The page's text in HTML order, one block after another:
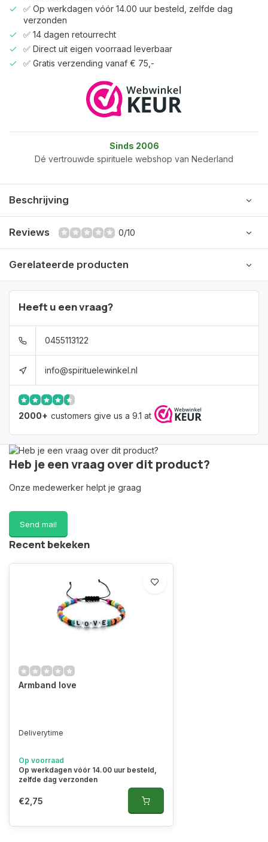
✅ Op werkdagen vóór 14.00 uur besteld, zelfde dag
verzonden
✅ 14 dagen retourrecht
✅ Direct uit eigen voorraad leverbaar
✅ Gratis verzending vanaf € 75,-
Sinds 2006
Dé vertrouwde spirituele webshop van Nederland
Beschrijving
Reviews 0/10
Gerelateerde producten
Heeft u een vraag?
0455113122
info@spirituelewinkel.nl
2000+ customers give us a 9.1 at
Heb je een vraag over dit product?
Onze medewerker helpt je graag
Send mail
Recent bekeken
Armband love
Deliverytime
Op voorraad
Op werkdagen vóór 14.00 uur besteld,
zelfde dag verzonden
€2,75